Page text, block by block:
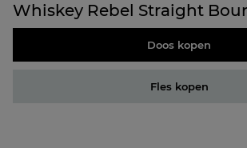
Whiskey Rebel Straight
Doos kopen
Fles kopen